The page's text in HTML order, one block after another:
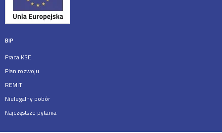
BIP
Praca KSE
Plan rozwoju
REMIT
Nielegalny pobór
Najczęstsze pytania